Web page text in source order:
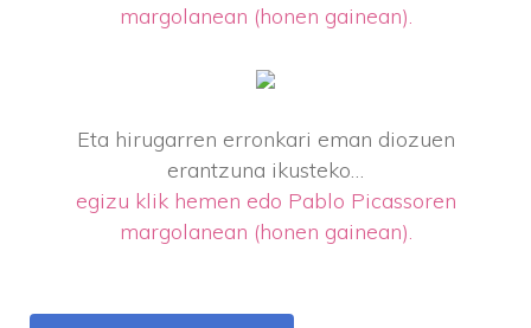
margolanean (honen gainean).
Eta hirugarren erronkari eman diozuen
erantzuna ikusteko…
egizu klik hemen edo Pablo Picassoren
margolanean (honen gainean).